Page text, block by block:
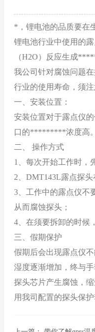
*，锂电池的品质要在
锂电池行业中使用的
（H2O）反应生成
我公司针对腐蚀问题
行业的使用寿命，须
一、安装位置：
安装位置对于露点仪
口的*********浓度高
二、 操作方式
1、每次开始工作时，
2、DMT143L露点探
3、工作中的露点仪不
从而腐蚀探头；
4、在须要拆卸的时候
三、假期保护
假期后会出现露点仪
湿度逐渐增加，终与
探头芯片产生腐蚀，
用我司配置的探头保